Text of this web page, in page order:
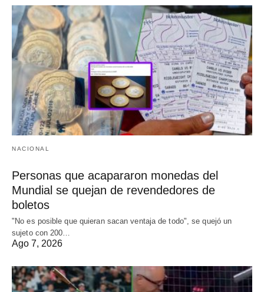
NACIONAL
Personas que acapararon monedas del
Mundial se quejan de revendedores de
boletos
"No es posible que quieran sacan ventaja de todo", se quejó un
sujeto con 200…
Ago 7, 2026